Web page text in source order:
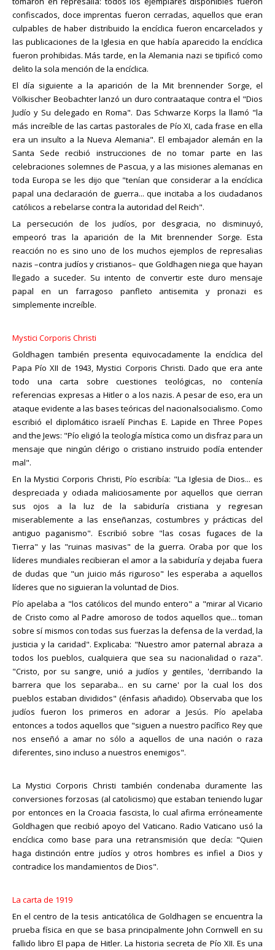
confiscados, doce imprentas fueron cerradas, aquellos que eran
culpables de haber distribuido la encíclica fueron encarcelados y
las publicaciones de la Iglesia en que había aparecido la encíclica
fueron prohibidas. Más tarde, en la Alemania nazi se tipificó como
delito la sola mención de la encíclica.
El día siguiente a la aparición de la Mit brennender Sorge, el
Völkischer Beobachter lanzó un duro contraataque contra el "Dios
Judío y Su delegado en Roma". Das Schwarze Korps la llamó "la
más increíble de las cartas pastorales de Pío XI, cada frase en ella
era un insulto a la Nueva Alemania". El embajador alemán en la
Santa Sede recibió instrucciones de no tomar parte en las
celebraciones solemnes de Pascua, y a las misiones alemanas en
toda Europa se les dijo que "tenían que considerar a la encíclica
papal una declaración de guerra... que incitaba a los ciudadanos
católicos a rebelarse contra la autoridad del Reich".
La persecución de los judíos, por desgracia, no disminuyó,
empeoró tras la aparición de la Mit brennender Sorge. Esta
reacción no es sino uno de los muchos ejemplos de represalias
nazis –contra judíos y cristianos– que Goldhagen niega que hayan
llegado a suceder. Su intento de convertir este duro mensaje
papal en un farragoso panfleto antisemita y pronazi es
simplemente increíble.
Mystici Corporis Christi
Goldhagen también presenta equivocadamente la encíclica del
Papa Pío XII de 1943, Mystici Corporis Christi. Dado que era ante
todo una carta sobre cuestiones teológicas, no contenía
referencias expresas a Hitler o a los nazis. A pesar de eso, era un
ataque evidente a las bases teóricas del nacionalsocialismo. Como
escribió el diplomático israelí Pinchas E. Lapide en Three Popes
and the Jews: "Pío eligió la teología mística como un disfraz para un
mensaje que ningún clérigo o cristiano instruido podía entender
mal".
En la Mystici Corporis Christi, Pío escribía: "La Iglesia de Dios... es
despreciada y odiada maliciosamente por aquellos que cierran
sus ojos a la luz de la sabiduría cristiana y regresan
miserablemente a las enseñanzas, costumbres y prácticas del
antiguo paganismo". Escribió sobre "las cosas fugaces de la
Tierra" y las "ruinas masivas" de la guerra. Oraba por que los
líderes mundiales recibieran el amor a la sabiduría y dejaba fuera
de dudas que "un juicio más riguroso" les esperaba a aquellos
líderes que no siguieran la voluntad de Dios.
Pío apelaba a "los católicos del mundo entero" a "mirar al Vicario
de Cristo como al Padre amoroso de todos aquellos que... toman
sobre sí mismos con todas sus fuerzas la defensa de la verdad, la
justicia y la caridad". Explicaba: "Nuestro amor paternal abraza a
todos los pueblos, cualquiera que sea su nacionalidad o raza".
"Cristo, por su sangre, unió a judíos y gentiles, 'derribando la
barrera que los separaba... en su carne' por la cual los dos
pueblos estaban divididos" (énfasis añadido). Observaba que los
judíos fueron los primeros en adorar a Jesús. Pío apelaba
entonces a todos aquellos que "siguen a nuestro pacífico Rey que
nos enseñó a amar no sólo a aquellos de una nación o raza
diferentes, sino incluso a nuestros enemigos".
La Mystici Corporis Christi también condenaba duramente las
conversiones forzosas (al catolicismo) que estaban teniendo lugar
por entonces en la Croacia fascista, lo cual afirma erróneamente
Goldhagen que recibió apoyo del Vaticano. Radio Vaticano usó la
encíclica como base para una retransmisión que decía: "Quien
haga distinción entre judíos y otros hombres es infiel a Dios y
contradice los mandamientos de Dios".
La carta de 1919
En el centro de la tesis anticatólica de Goldhagen se encuentra la
prueba física en que se basa principalmente John Cornwell en su
fallido libro El papa de Hitler. La historia secreta de Pío XII. Es una